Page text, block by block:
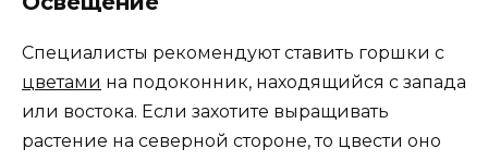
Специалисты рекомендуют ставить горшки с
цветами на подоконник, находящийся с запада
или востока. Если захотите выращивать
растение на северной стороне, то цвести оно